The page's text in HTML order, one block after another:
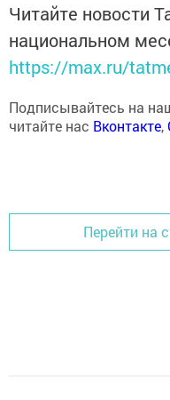
Читайте новости
национальном
https://max.ru/
Подписывайтесь на
читайте нас Вконтакте,
Перейти на